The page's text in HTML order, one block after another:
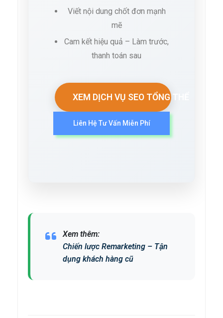
Viết nội dung chốt đơn mạnh
mẽ
Cam kết hiệu quả – Làm trước,
thanh toán sau
XEM DỊCH VỤ SEO TỔNG THỂ
Liên Hệ Tư Vấn Miễn Phí
Xem thêm:
Chiến lược Remarketing – Tận
dụng khách hàng cũ